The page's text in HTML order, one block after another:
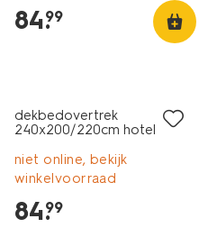
84.
99
dekbedovertrek
240x200/220cm hotel
niet online, bekijk
winkelvoorraad
84.
99